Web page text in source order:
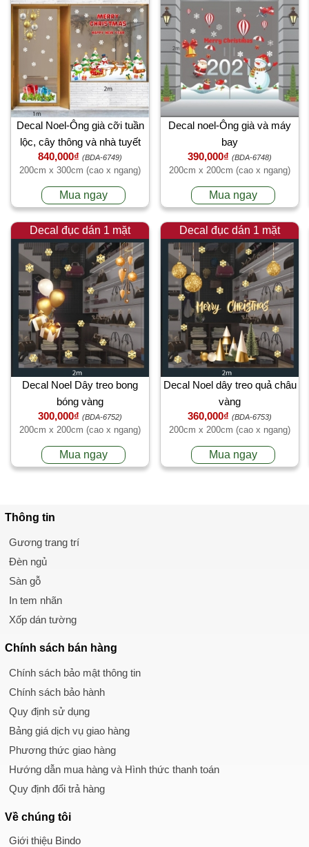
Decal Noel-Ông già cỡi tuần
lộc, cây thông và nhà tuyết
840,000₫ (BDA-6749)
200cm x 300cm (cao x ngang)
Mua ngay
Decal noel-Ông già và máy
bay
390,000₫ (BDA-6748)
200cm x 200cm (cao x ngang)
Mua ngay
Decal đục dán 1 mặt
Decal Noel Dây treo bong
bóng vàng
300,000₫ (BDA-6752)
200cm x 200cm (cao x ngang)
Mua ngay
Decal đục dán 1 mặt
Decal Noel dây treo quả châu
vàng
360,000₫ (BDA-6753)
200cm x 200cm (cao x ngang)
Mua ngay
Thông tin
Gương trang trí
Đèn ngủ
Sàn gỗ
In tem nhãn
Xốp dán tường
Chính sách bán hàng
Chính sách bảo mật thông tin
Chính sách bảo hành
Quy định sử dụng
Bảng giá dịch vụ giao hàng
Phương thức giao hàng
Hướng dẫn mua hàng và Hình thức thanh toán
Quy định đổi trả hàng
Về chúng tôi
Giới thiệu Bindo